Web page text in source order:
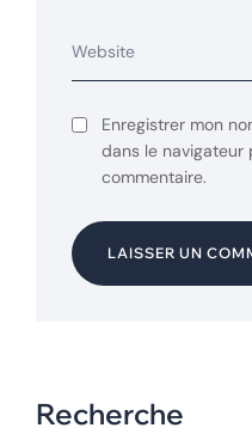
Enregistrer mon
dans le navigateur
commentaire.
LAISSER UN
Recherche